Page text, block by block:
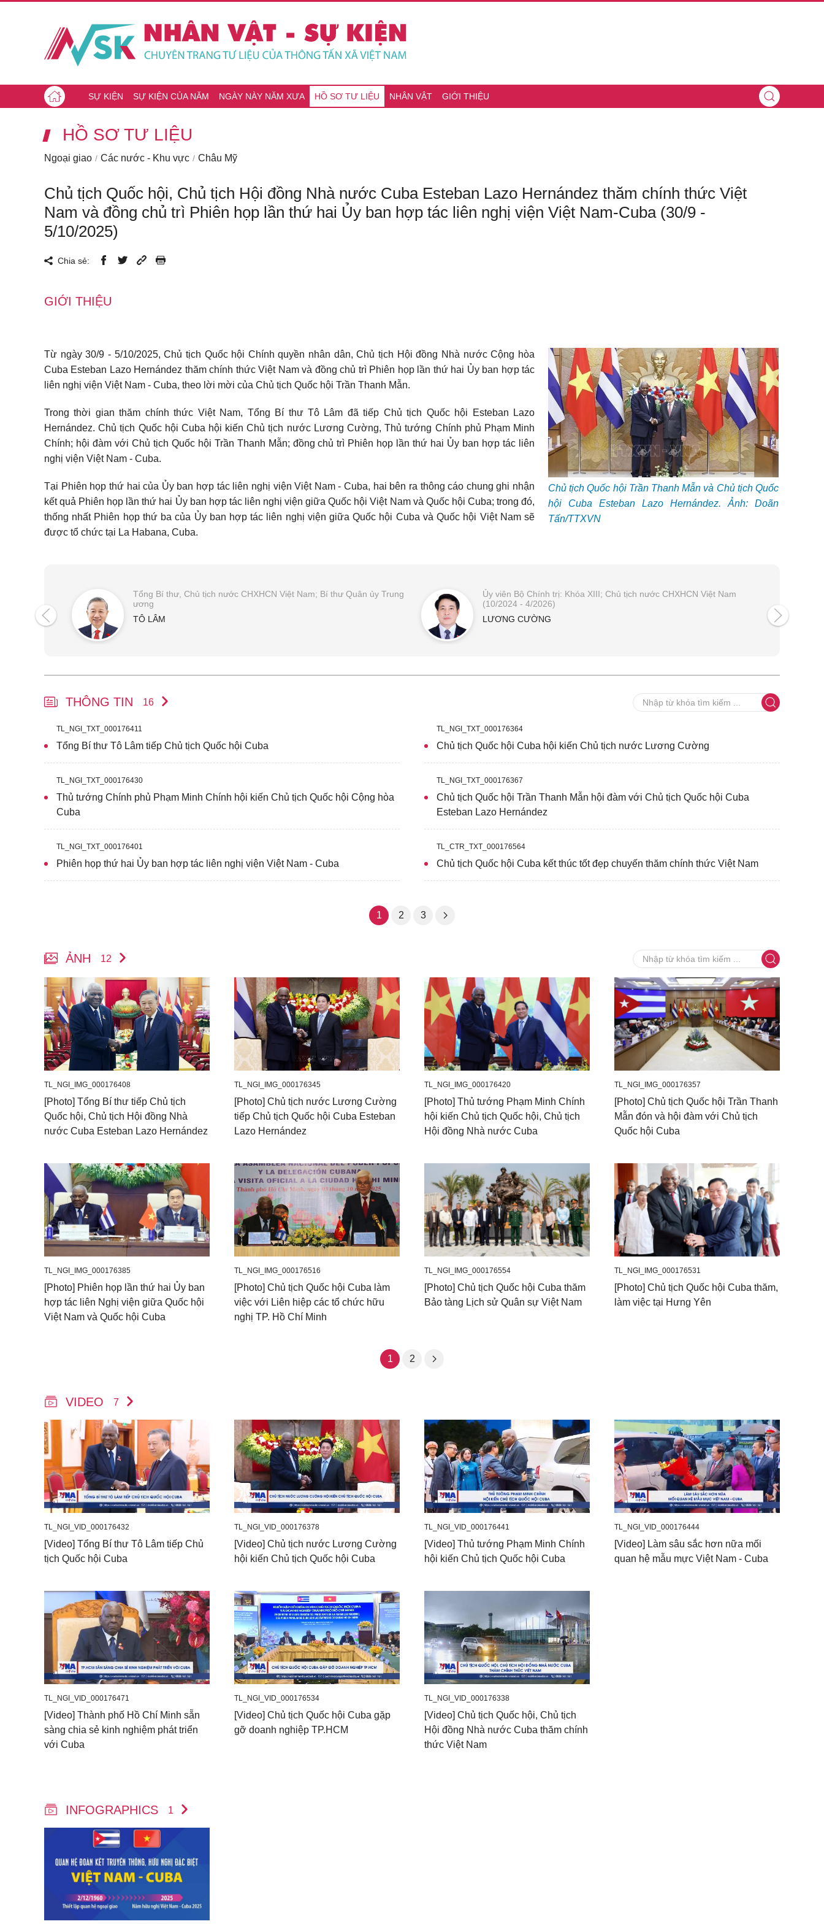
SỰ KIỆN SỰ KIỆN CỦA NĂM NGÀY NÀY NĂM XƯA HỒ SƠ TƯ LIỆU NHÂN VẬT GIỚI THIỆU
HỒ SƠ TƯ LIỆU
Ngoại giao Các nước - Khu vực Châu Mỹ
Chủ tịch Quốc hội, Chủ tịch Hội đồng Nhà nước Cuba Esteban Lazo Hernández thăm chính thức Việt
Nam và đồng chủ trì Phiên họp lần thứ hai Ủy ban hợp tác liên nghị viện Việt Nam-Cuba (30/9 -
5/10/2025)
Chia sẻ:
GIỚI THIỆU
Chủ tịch Quốc hội Trần Thanh Mẫn và Chủ tịch Quốc
hội Cuba Esteban Lazo Hernández. Ảnh: Doãn
Tấn/TTXVN
Từ ngày 30/9 - 5/10/2025, Chủ tịch Quốc hội Chính quyền nhân dân, Chủ tịch Hội đồng Nhà nước Cộng hòa
Cuba Esteban Lazo Hernández thăm chính thức Việt Nam và đồng chủ trì Phiên họp lần thứ hai Ủy ban hợp tác
liên nghị viện Việt Nam - Cuba, theo lời mời của Chủ tịch Quốc hội Trần Thanh Mẫn.
Trong thời gian thăm chính thức Việt Nam, Tổng Bí thư Tô Lâm đã tiếp Chủ tịch Quốc hội Esteban Lazo
Hernández. Chủ tịch Quốc hội Cuba hội kiến Chủ tịch nước Lương Cường, Thủ tướng Chính phủ Phạm Minh
Chính; hội đàm với Chủ tịch Quốc hội Trần Thanh Mẫn; đồng chủ trì Phiên họp lần thứ hai Ủy ban hợp tác liên
nghị viện Việt Nam - Cuba.
Tại Phiên họp thứ hai của Ủy ban hợp tác liên nghị viện Việt Nam - Cuba, hai bên ra thông cáo chung ghi nhận
kết quả Phiên họp lần thứ hai Ủy ban hợp tác liên nghị viện giữa Quốc hội Việt Nam và Quốc hội Cuba; trong đó,
thống nhất Phiên họp thứ ba của Ủy ban hợp tác liên nghị viện giữa Quốc hội Cuba và Quốc hội Việt Nam sẽ
được tổ chức tại La Habana, Cuba.
Tổng Bí thư, Chủ tịch nước CHXHCN Việt Nam; Bí thư Quân ủy Trung
ương
TÔ LÂM
Ủy viên Bộ Chính trị: Khóa XIII; Chủ tịch nước CHXHCN Việt Nam
(10/2024 - 4/2026)
LƯƠNG CƯỜNG
THÔNG TIN 16
TL_NGI_TXT_000176411
Tổng Bí thư Tô Lâm tiếp Chủ tịch Quốc hội Cuba
TL_NGI_TXT_000176364
Chủ tịch Quốc hội Cuba hội kiến Chủ tịch nước Lương Cường
TL_NGI_TXT_000176430
Thủ tướng Chính phủ Phạm Minh Chính hội kiến Chủ tịch Quốc hội Cộng hòa
Cuba
TL_NGI_TXT_000176367
Chủ tịch Quốc hội Trần Thanh Mẫn hội đàm với Chủ tịch Quốc hội Cuba
Esteban Lazo Hernández
TL_NGI_TXT_000176401
Phiên họp thứ hai Ủy ban hợp tác liên nghị viện Việt Nam - Cuba
TL_CTR_TXT_000176564
Chủ tịch Quốc hội Cuba kết thúc tốt đẹp chuyến thăm chính thức Việt Nam
1 2 3
ẢNH 12
TL_NGI_IMG_000176408
[Photo] Tổng Bí thư tiếp Chủ tịch
Quốc hội, Chủ tịch Hội đồng Nhà
nước Cuba Esteban Lazo Hernández
TL_NGI_IMG_000176345
[Photo] Chủ tịch nước Lương Cường
tiếp Chủ tịch Quốc hội Cuba Esteban
Lazo Hernández
TL_NGI_IMG_000176420
[Photo] Thủ tướng Phạm Minh Chính
hội kiến Chủ tịch Quốc hội, Chủ tịch
Hội đồng Nhà nước Cuba
TL_NGI_IMG_000176357
[Photo] Chủ tịch Quốc hội Trần Thanh
Mẫn đón và hội đàm với Chủ tịch
Quốc hội Cuba
TL_NGI_IMG_000176385
[Photo] Phiên họp lần thứ hai Ủy ban
hợp tác liên Nghị viện giữa Quốc hội
Việt Nam và Quốc hội Cuba
TL_NGI_IMG_000176516
[Photo] Chủ tịch Quốc hội Cuba làm
việc với Liên hiệp các tổ chức hữu
nghị TP. Hồ Chí Minh
TL_NGI_IMG_000176554
[Photo] Chủ tịch Quốc hội Cuba thăm
Bảo tàng Lịch sử Quân sự Việt Nam
TL_NGI_IMG_000176531
[Photo] Chủ tịch Quốc hội Cuba thăm,
làm việc tại Hưng Yên
1 2
VIDEO 7
TL_NGI_VID_000176432
[Video] Tổng Bí thư Tô Lâm tiếp Chủ
tịch Quốc hội Cuba
TL_NGI_VID_000176378
[Video] Chủ tịch nước Lương Cường
hội kiến Chủ tịch Quốc hội Cuba
TL_NGI_VID_000176441
[Video] Thủ tướng Phạm Minh Chính
hội kiến Chủ tịch Quốc hội Cuba
TL_NGI_VID_000176444
[Video] Làm sâu sắc hơn nữa mối
quan hệ mẫu mực Việt Nam - Cuba
TL_NGI_VID_000176471
[Video] Thành phố Hồ Chí Minh sẵn
sàng chia sẻ kinh nghiệm phát triển
với Cuba
TL_NGI_VID_000176534
[Video] Chủ tịch Quốc hội Cuba gặp
gỡ doanh nghiệp TP.HCM
TL_NGI_VID_000176338
[Video] Chủ tịch Quốc hội, Chủ tịch
Hội đồng Nhà nước Cuba thăm chính
thức Việt Nam
INFOGRAPHICS 1